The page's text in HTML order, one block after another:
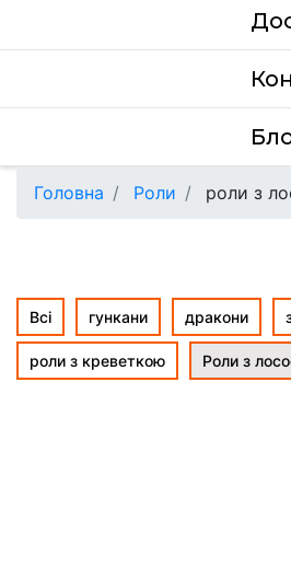
Головна Роли роли з
Всі гункани дракони
роли з креветкою Роли з